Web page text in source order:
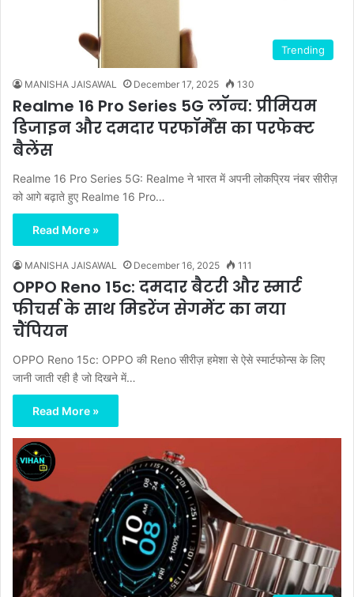
Trending
MANISHA JAISAWAL December 17, 2025 130
Realme 16 Pro Series 5G लॉन्च: प्रीमियम
डिजाइन और दमदार परफॉर्मेंस का परफेक्ट
बैलेंस
Realme 16 Pro Series 5G: Realme ने भारत में अपनी लोकप्रिय नंबर सीरीज़
को आगे बढ़ाते हुए Realme 16 Pro…
Read More »
MANISHA JAISAWAL December 16, 2025 111
OPPO Reno 15c: दमदार बैटरी और स्मार्ट
फीचर्स के साथ मिडरेंज सेगमेंट का नया
चैंपियन
OPPO Reno 15c: OPPO की Reno सीरीज़ हमेशा से ऐसे स्मार्टफोन्स के लिए
जानी जाती रही है जो दिखने में…
Read More »